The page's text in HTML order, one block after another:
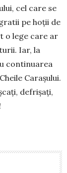
cel care se
pe hoții de
o lege care ar
Iar, la
con­tinuarea
Carașului.
defrișați,